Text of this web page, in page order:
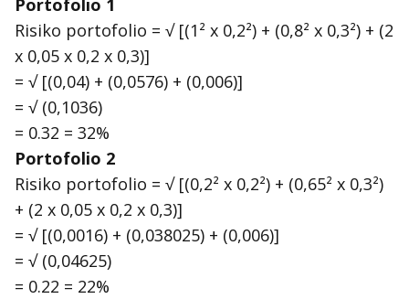
Portofolio 1
Risiko portofolio = √ [(1² x 0,2²) + (0,8² x 0,3²) + (2
x 0,05 x 0,2 x 0,3)]
= √ [(0,04) + (0,0576) + (0,006)]
= √ (0,1036)
= 0.32 = 32%
Portofolio 2
Risiko portofolio = √ [(0,2² x 0,2²) + (0,65² x 0,3²)
+ (2 x 0,05 x 0,2 x 0,3)]
= √ [(0,0016) + (0,038025) + (0,006)]
= √ (0,04625)
= 0.22 = 22%